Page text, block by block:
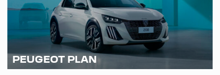
PEUGEOT PLAN